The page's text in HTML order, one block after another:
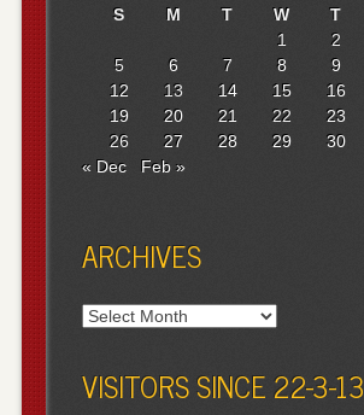
S M T W T
1
2
5
6 7 8 9
12
13 14 15 16
19
20 21 22 23
26
27 28 29 30
« Dec
Feb »
ARCHIVES
Archives
VISITORS SINCE 22-3-13